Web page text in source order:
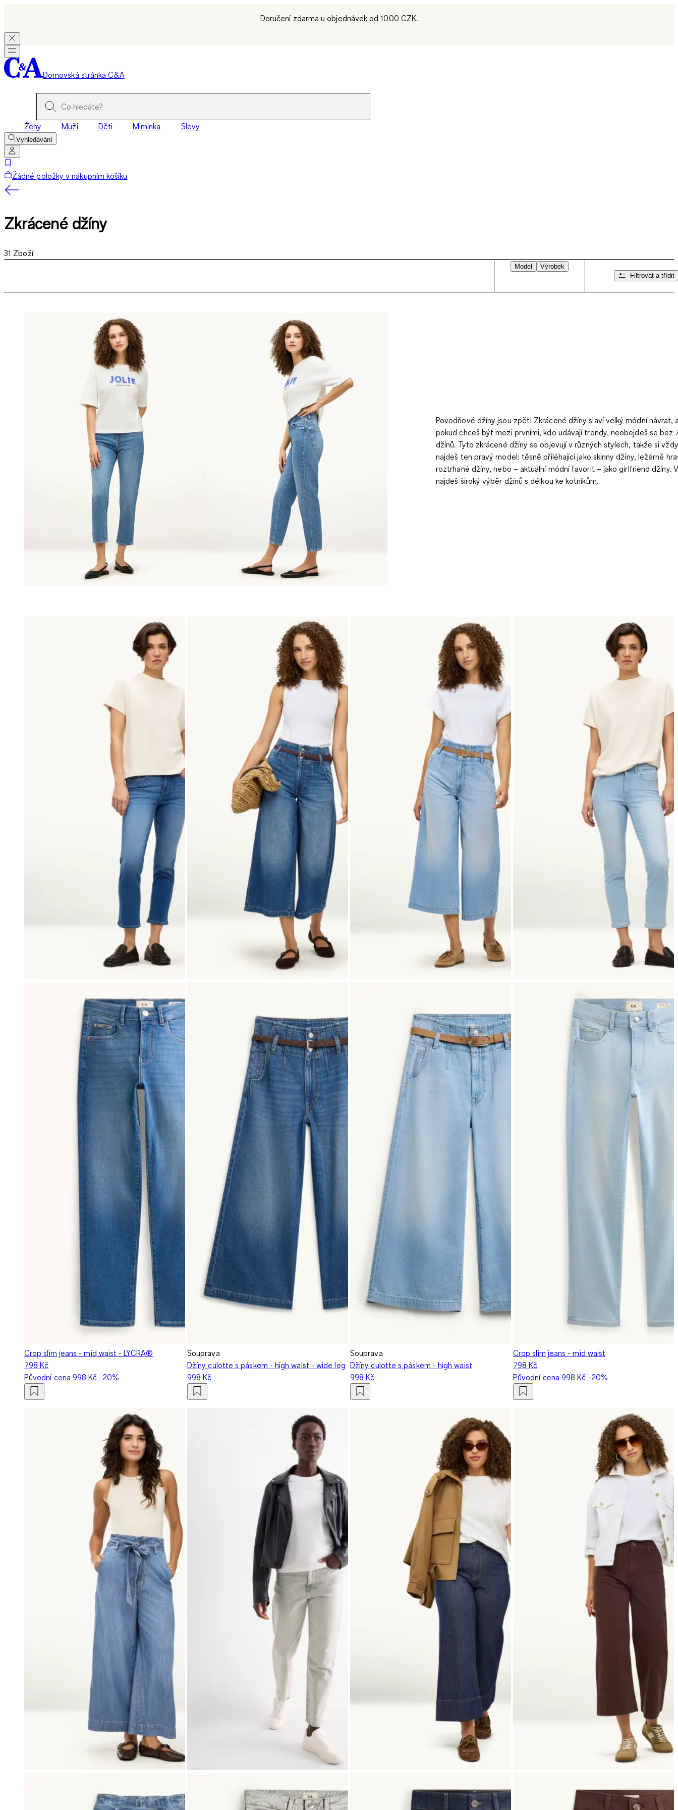
Doručení zdarma u objednávek od 1000 CZK.
Domovská stránka C&A
Ženy Muži Děti Miminka Slevy
Vyhledávání
Žádné položky v nákupním košíku
Zkrácené džíny
31 Zboží
Model
Výrobek
Filtrovat a třídit
Povodňové džíny jsou zpět! Zkrácené džíny slaví velký módní návrat,
pokud chceš být mezi prvními, kdo udávají trendy, neobejdeš se bez
džínů. Tyto zkrácené džíny se objevují v různých stylech, takže si vždy
najdeš ten pravý model: těsně přiléhající jako skinny džíny, ležérně
roztrhané džíny, nebo – aktuální módní favorit – jako girlfriend džíny.
najdeš široký výběr džínů s délkou ke kotníkům.
Crop slim jeans - mid waist - LYCRA®
798 Kč
Původní cena998 Kč -20%
Souprava
Džíny culotte s páskem - high waist - wide leg
998 Kč
Souprava
Džíny culotte s páskem - high waist
998 Kč
Crop slim jeans - mid waist
798 Kč
Původní cena998 Kč -20%